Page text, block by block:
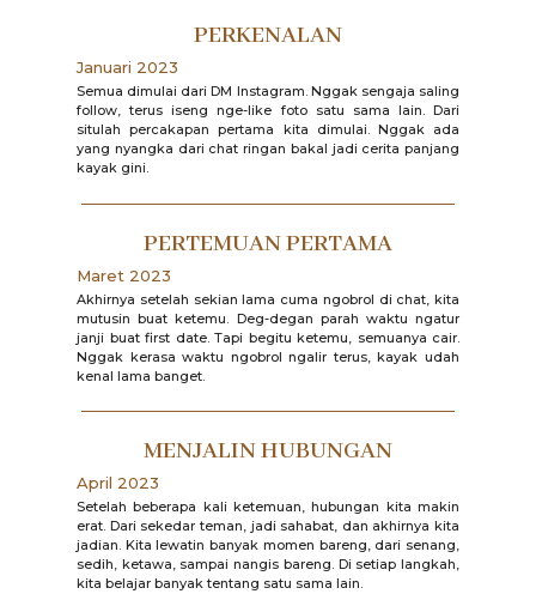
PERKENALAN
Januari 2023
Semua dimulai dari DM Instagram. Nggak sengaja saling
follow, terus iseng nge-like foto satu sama lain. Dari
situlah percakapan pertama kita dimulai. Nggak ada
yang nyangka dari chat ringan bakal jadi cerita panjang
kayak gini.
PERTEMUAN PERTAMA
Maret 2023
Akhirnya setelah sekian lama cuma ngobrol di chat, kita
mutusin buat ketemu. Deg-degan parah waktu ngatur
janji buat first date. Tapi begitu ketemu, semuanya cair.
Nggak kerasa waktu ngobrol ngalir terus, kayak udah
kenal lama banget.
MENJALIN HUBUNGAN
April 2023
Setelah beberapa kali ketemuan, hubungan kita makin
erat. Dari sekedar teman, jadi sahabat, dan akhirnya kita
jadian. Kita lewatin banyak momen bareng, dari senang,
sedih, ketawa, sampai nangis bareng. Di setiap langkah,
kita belajar banyak tentang satu sama lain.